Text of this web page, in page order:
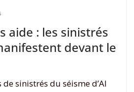
aide : les sinistrés
devant le
sinistrés du séisme d’Al